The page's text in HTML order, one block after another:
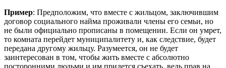
Пример: Предположим, что вместе с жильцом, заключившим
договор социального найма проживали члены его семьи, но
не были официально прописаны в помещении. Если он умрет,
то комната перейдет муниципалитету и, как следствие, будет
передана другому жильцу. Разумеется, он не будет
заинтересован в том, чтобы жить вместе с абсолютно
посторонними людьми и им придется съехать, ведь прав на